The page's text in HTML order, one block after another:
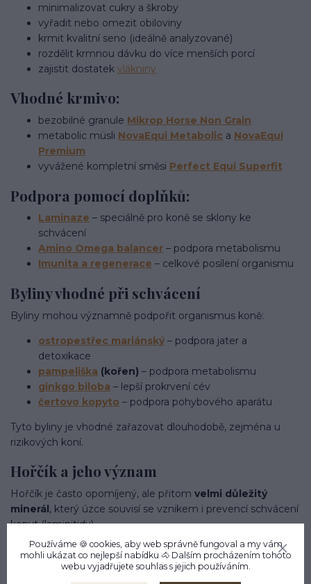
minimalizovat cukry a škroby
vyřadit nebo omezit obiloviny
krmit kvalitní seno (ideálně analyzované)
rozdělit krmnou dávku do více menších porcí
zajistit dostatek vlákniny
Vhodné krmivo:
bezobilné granule Mikrop Horse Non Grain
metabolic müsli NovaEqui Metabolic a NovaEqui
Premium
vyvážené kompletní směsi Perfect Equi Superfit
Podpora pomocí doplňků:
Laminaze – speciálně pro koně se sklony ke
schvácení
Amino Omega balancer – podpora metabolismu
Imunita a regenerace – celkové posílení organismu
Byliny vhodné při schvácení
Byliny mohou významně podpořit organismus koně:
ostropestřec mariánský – podpora jater a
detoxikace
pampeliška (kořen) – podpora metabolismu
ginkgo biloba – lepší prokrvení cév
čertovo kopyto – podpora pohybového aparátu
Tyto byliny je vhodné zařazovat dlouhodobě, zejména u
rizikových koní.
Hořčík a jeho význam
Hořčík je často opomíjený, ale přitom velmi důležitý
minerál, který úzce souvisí se vznikem i prevencí schvácení
kopyt (laminitidy).
Proč je hořčík důležitý při schvácení?
Hořčík ovlivňuje několik klíčových procesů v těle koně:
Používáme 🍪 cookies, aby web správně fungoval a my vám
mohli ukázat co nejlepší nabídku 🐴 Dalším procházením tohoto
webu vyjadřujete souhlas s jejich používáním.